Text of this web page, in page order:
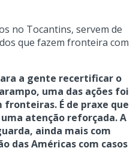
no Tocantins, servem de
que fazem fronteira com
a gente recertificar o
uma das ações foi
É de praxe que
atenção reforçada. A
ainda mais com
das Américas com casos